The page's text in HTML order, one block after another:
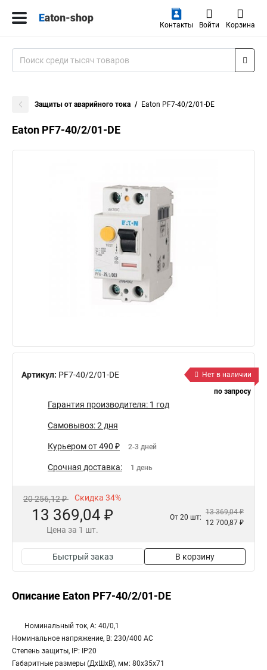
Контакты Войти Корзина
Защиты от аварийного тока Eaton PF7-40/2/01-DE
Eaton PF7-40/2/01-DE
Артикул: PF7-40/2/01-DE
Нет в наличии
по запросу
Гарантия производителя: 1 год
Самовывоз: 2 дня
Курьером от 490 ₽ 2-3 дней
Срочная доставка: 1 день
20 256,12 ₽ Скидка 34%
13 369,04 ₽
Цена за 1 шт.
От 20 шт:
13 369,04 ₽
12 700,87 ₽
Быстрый заказ В корзину
Описание Eaton PF7-40/2/01-DE
Номинальный ток, А: 40/0,1
Номинальное напряжение, В: 230/400 AC
Степень защиты, IP: IP20
Габаритные размеры (ДхШхВ), мм: 80x35x71